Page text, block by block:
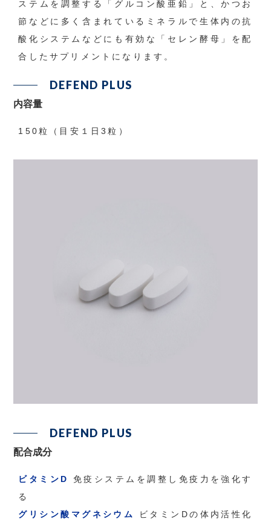
YOUR MEDICAL
ステムを調整する「グルコン酸亜鉛」と、かつお
節などに多く含まれているミネラルで生体内の抗
酸化システムなどにも有効な「セレン酵母」を配
合したサプリメントになります。
DEFEND PLUS
内容量
150粒（目安１日3粒）
DEFEND PLUS
配合成分
ビタミンD
免疫システムを調整し免疫力を強化す
る
グリシン酸マグネシウム
ビタミンDの体内活性化